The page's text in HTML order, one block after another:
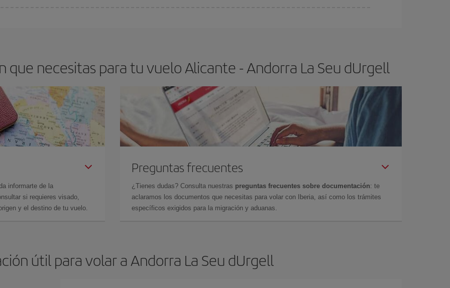
que necesitas para tu vuelo Alicante - Andorra La Seu dUrgell
informarte de la
si requieres visado,
y el destino de tu vuelo.
Preguntas frecuentes
¿Tienes dudas? Consulta nuestras preguntas frecuentes sobre documentación: te
aclaramos los documentos que necesitas para volar con Iberia, así como los trámites
específicos exigidos para la migración y aduanas.
útil para volar a Andorra La Seu dUrgell